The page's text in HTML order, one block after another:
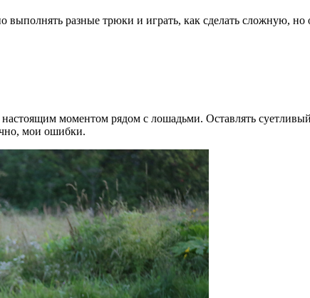
выполнять разные трюки и играть, как сделать сложную,
моментом рядом с лошадьми. Оставлять
мои ошибки.